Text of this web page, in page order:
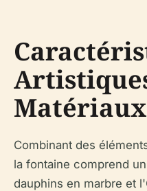
Matériaux
Combinant des
la fontaine comprend
dauphins en marbre et